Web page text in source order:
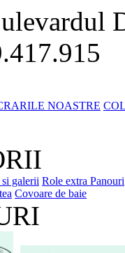
NOASTRE
si galerii Role extra Panouri
Covoare de baie